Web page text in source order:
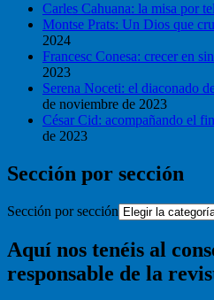
Carles Cahuana: la misa por
Montse Prats: Un Dios que
2024
Francesc Conesa: crecer en
2023
Serena Noceti: el diaconado
de noviembre de 2023
César Cid: acompañando el
de 2023
Sección por sección
Sección por sección
Aquí nos tenéis al
responsable de la